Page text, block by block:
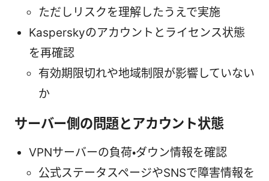
ただしリスクを理解したうえで実施
Kasperskyのアカウントとライセンス状態
を再確認
有効期限切れや地域制限が影響していない
か
サーバー側の問題とアカウント状態
VPNサーバーの負荷・ダウン情報を確認
公式ステータスページやSNSで障害情報を